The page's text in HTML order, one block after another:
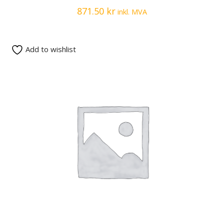
871.50 kr inkl. MVA
Add to wishlist